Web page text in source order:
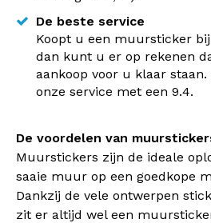
De beste service
Koopt u een muursticker
dan kunt u er op rekenen
aankoop voor u klaar
onze service met een 9.4.
De voordelen van
Muurstickers zijn de ideale
saaie muur op een goedkope
Dankzij de vele ontwerpen
zit er altijd wel een